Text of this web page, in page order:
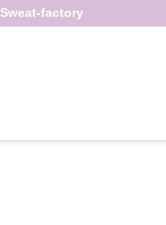
Sweat-factory